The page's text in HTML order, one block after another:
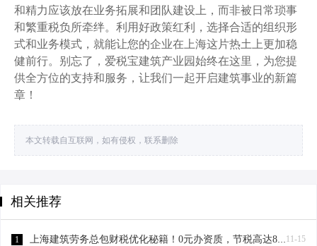
和精力应该放在业务拓展和团队建设上，而非被日常琐事
和繁重税负所牵绊。利用好政策红利，选择合适的组织形
式和业务模式，就能让您的企业在上海这片热土上更加稳
健前行。别忘了，爱税宝建筑产业园始终在这里，为您提
供全方位的支持和服务，让我们一起开启建筑事业的新篇
章！
本文转载自互联网，如有侵权，联系删除
相关推荐
11-15
1 上海建筑劳务总包财税优化秘籍！0元办资质，节税高达80%-上海建筑劳务总包财税优化